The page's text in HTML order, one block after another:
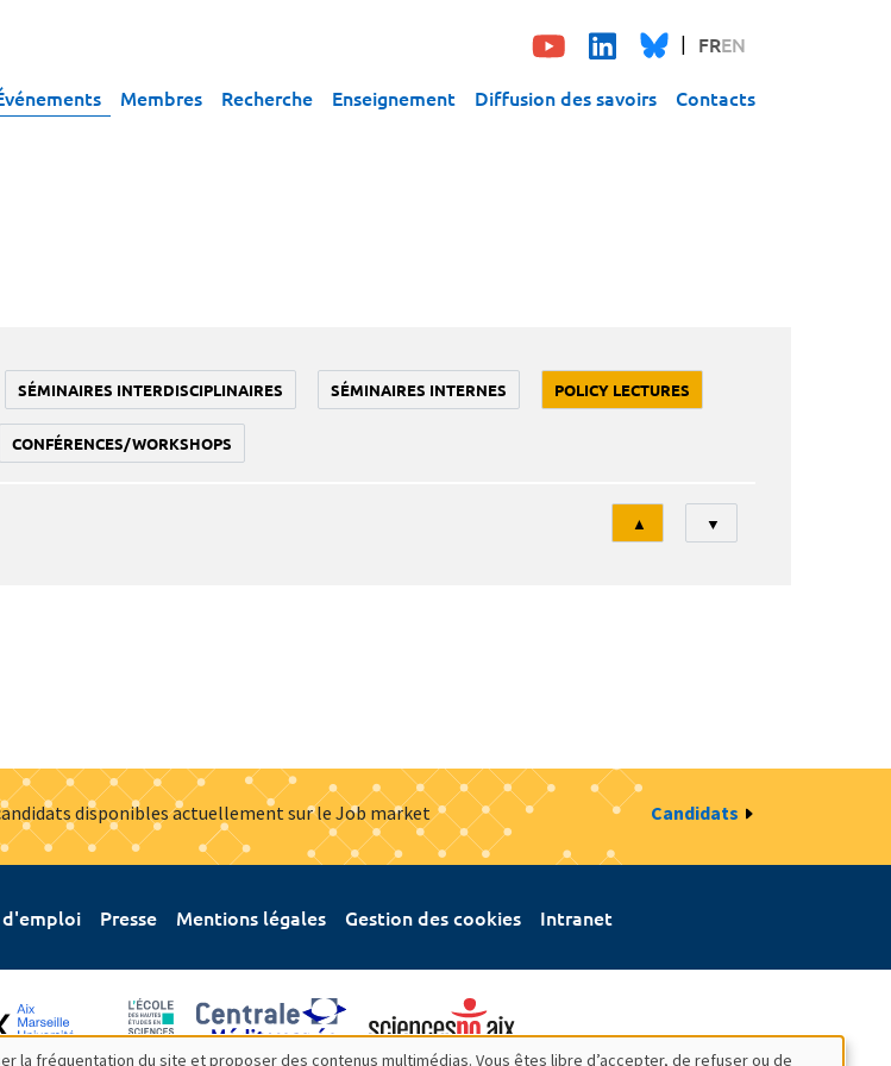
FREN
Membres Recherche Enseignement Diffusion des savoirs Contacts
SÉMINAIRES INTERDISCIPLINAIRES SÉMINAIRES INTERNES POLICY LECTURES
CONFÉRENCES/WORKSHOPS
Tri
▲ ▼
disponibles actuellement sur le Job market Candidats
Presse Mentions légales Gestion des cookies Intranet
fréquentation du site et proposer des contenus multimédias. Vous êtes libre d’accepter, de refuser ou de